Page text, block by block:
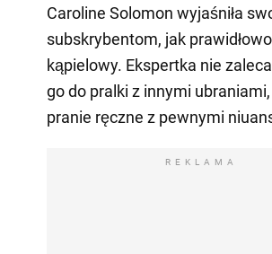
Caroline Solomon wyjaśniła
subskrybentom, jak
kąpielowy. Ekspertka nie
go do pralki z innymi
pranie ręczne z pewnymi
REKLAMA